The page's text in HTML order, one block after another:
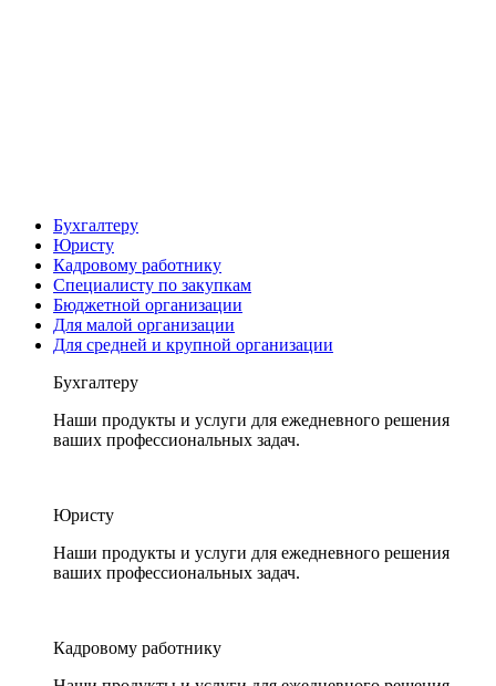
Бухгалтеру
Юристу
Кадровому работнику
Специалисту по закупкам
Бюджетной организации
Для малой организации
Для средней и крупной организации
Бухгалтеру
Наши продукты и услуги для ежедневного решения
ваших профессиональных задач.
Юристу
Наши продукты и услуги для ежедневного решения
ваших профессиональных задач.
Кадровому работнику